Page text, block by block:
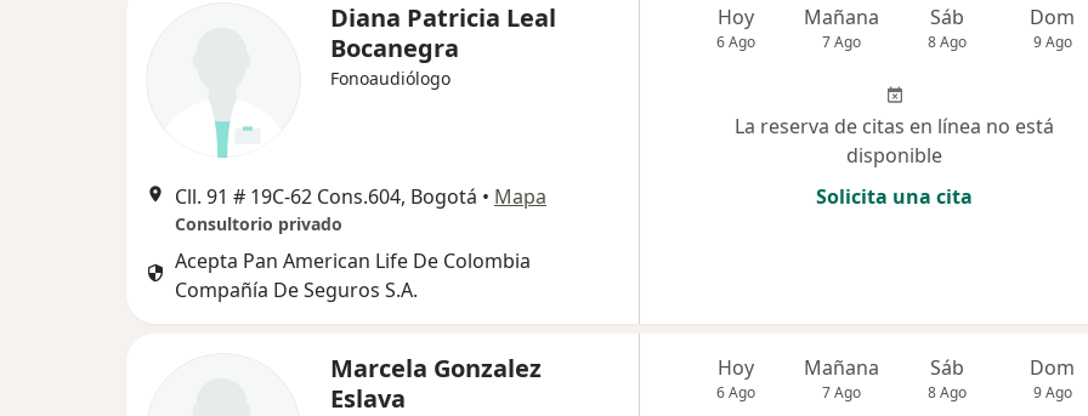
Diana Patricia Leal
Bocanegra
Fonoaudiólogo
Cll. 91 # 19C-62 Cons.604, Bogotá • Mapa
Consultorio privado
Acepta Pan American Life De Colombia
Compañía De Seguros S.A.
Hoy
6 Ago
Mañana
7 Ago
Sáb
8 Ago
Dom
9 Ago
La reserva de citas en línea no está
disponible
Solicita una cita
Marcela Gonzalez
Eslava
Hoy
6 Ago
Mañana
7 Ago
Sáb
8 Ago
Dom
9 Ago